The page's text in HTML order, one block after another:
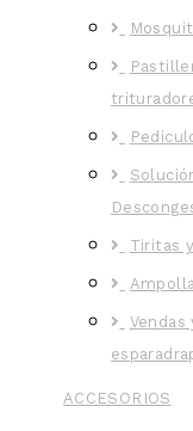
Tiritas
Vendas
ACCESORIOS